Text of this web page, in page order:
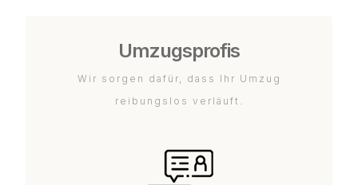
Umzugsprofis
Wir sorgen dafür, dass Ihr Umzug
reibungslos verläuft.